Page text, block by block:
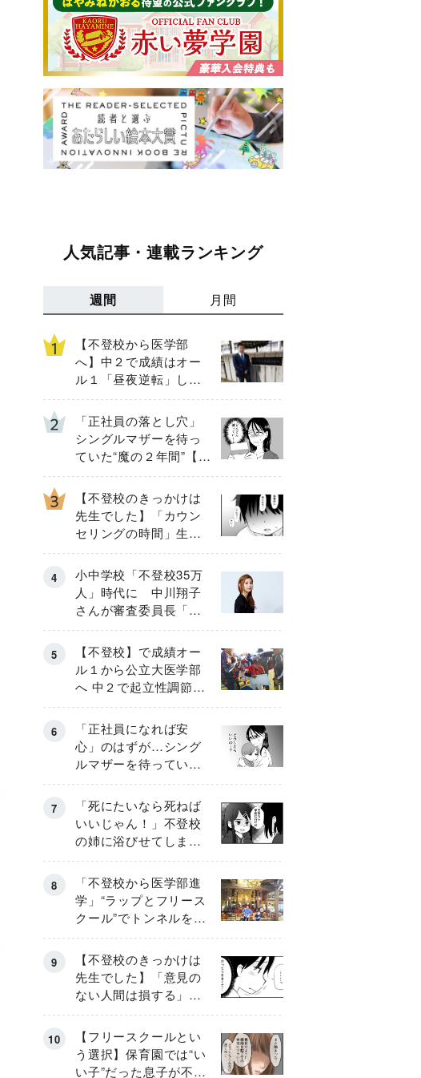
人気記事・連載ランキング
週間 月間
【不登校から医学部
へ】中２で成績はオー
ル１「昼夜逆転」した
わが子を”夜遊び”に連れ
出した母の気づき
「正社員の落とし穴」
シングルマザーを待っ
ていた“魔の２年間”【後
編】
【不登校のきっかけは
先生でした】「カウン
セリングの時間」生徒
の情報をバラしたの
は…《第２話》
小中学校「不登校35万
人」時代に 中川翔子
さんが審査委員長「不
登校生動画甲子園
2026」が開催
【不登校】で成績オー
ル１から公立大医学部
へ 中２で起立性調節障
害「治るまで３年」の
診断 そのとき母は
「正社員になれば安
心」のはずが…シング
ルマザーを待ってい
た“魔の２年間”【前編】
「死にたいなら死ねば
いいじゃん！」不登校
の姉に浴びせてしまっ
た言葉【番外編・後
編】
「不登校から医学部進
学」“ラップとフリース
クール”でトンネルを脱
して高校受験へ〔元野
球少年の実話〕
【不登校のきっかけは
先生でした】「意見の
ない人間は損する」担
任の一言が苦しみに…
《第１話》
【フリースクールとい
う選択】保育園では“い
い子”だった息子が不登